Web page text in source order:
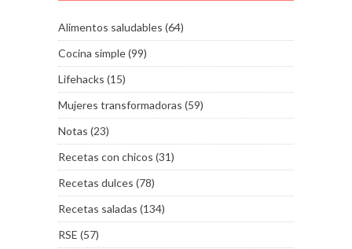
Alimentos saludables (64)
Cocina simple(99)
Lifehacks (15)
Mujeres transformadoras (59)
Notas (23)
Recetas con chicos (31)
Recetas dulces (78)
Recetas saladas (134)
RSE (57)